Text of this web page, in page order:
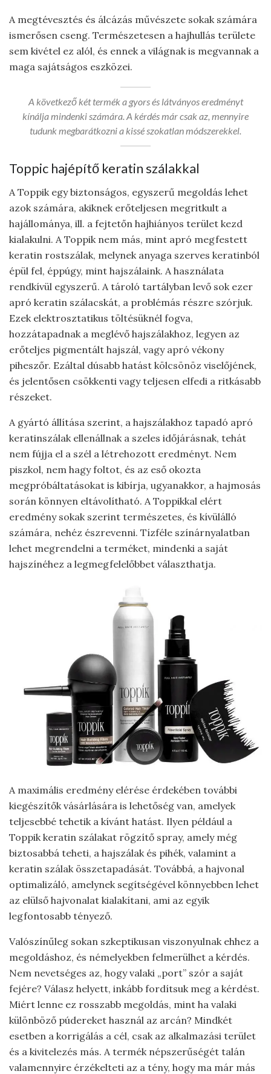
A megtévesztés és álcázás művészete sokak számára
ismerősen cseng. Természetesen a hajhullás területe
sem kivétel ez alól, és ennek a világnak is megvannak a
maga sajátságos eszközei.
A következő két termék a gyors és látványos eredményt
kínálja mindenki számára. A kérdés már csak az, mennyire
tudunk megbarátkozni a kissé szokatlan módszerekkel.
Toppic hajépítő keratin szálakkal
A Toppik egy biztonságos, egyszerű megoldás lehet
azok számára, akiknek erőteljesen megritkult a
hajállománya, ill. a fejtetőn hajhiányos terület kezd
kialakulni. A Toppik nem más, mint apró megfestett
keratin rostszálak, melynek anyaga szerves keratinból
épül fel, éppúgy, mint hajszálaink. A használata
rendkívül egyszerű. A tároló tartályban levő sok ezer
apró keratin szálacskát, a problémás részre szórjuk.
Ezek elektrosztatikus töltésüknél fogva,
hozzátapadnak a meglévő hajszálakhoz, legyen az
erőteljes pigmentált hajszál, vagy apró vékony
piheszőr. Ezáltal dúsabb hatást kölcsönöz viselőjének,
és jelentősen csökkenti vagy teljesen elfedi a ritkásabb
részeket.
A gyártó állítása szerint, a hajszálakhoz tapadó apró
keratinszálak ellenállnak a szeles időjárásnak, tehát
nem fújja el a szél a létrehozott eredményt. Nem
piszkol, nem hagy foltot, és az eső okozta
megpróbáltatásokat is kibírja, ugyanakkor, a hajmosás
során könnyen eltávolítható. A Toppikkal elért
eredmény sokak szerint természetes, és kívülálló
számára, nehéz észrevenni. Tízféle színárnyalatban
lehet megrendelni a terméket, mindenki a saját
hajszínéhez a legmegfelelőbbet választhatja.
A maximális eredmény elérése érdekében további
kiegészítők vásárlására is lehetőség van, amelyek
teljesebbé tehetik a kívánt hatást. Ilyen például a
Toppik keratin szálakat rögzítő spray, amely még
biztosabbá teheti, a hajszálak és pihék, valamint a
keratin szálak összetapadását. Továbbá, a hajvonal
optimalizáló, amelynek segítségével könnyebben lehet
az elülső hajvonalat kialakítani, ami az egyik
legfontosabb tényező.
Valószínűleg sokan szkeptikusan viszonyulnak ehhez a
megoldáshoz, és némelyekben felmerülhet a kérdés.
Nem nevetséges az, hogy valaki „port” szór a saját
fejére? Válasz helyett, inkább fordítsuk meg a kérdést.
Miért lenne ez rosszabb megoldás, mint ha valaki
különböző púdereket használ az arcán? Mindkét
esetben a korrigálás a cél, csak az alkalmazási terület
és a kivitelezés más. A termék népszerűségét talán
valamennyire érzékelteti az a tény, hogy ma már más